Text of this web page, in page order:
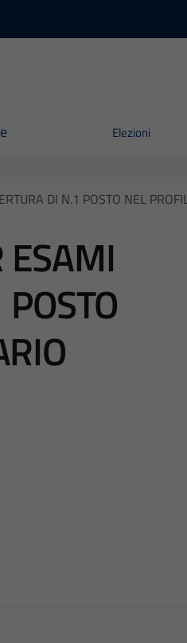
Elezioni
DI N.1 POSTO NEL
ESAMI